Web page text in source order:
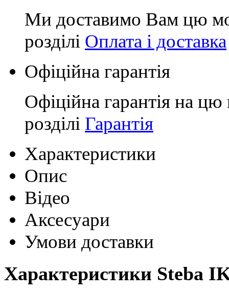
Ми доставимо Вам цю
розділі Оплата і доставка
Офіційна гарантія
Офіційна гарантія на
розділі Гарантія
Характеристики
Опис
Відео
Аксесуари
Умови доставки
Характеристики Steba